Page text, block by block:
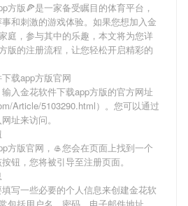
方版🍕是一家备受瞩目的体育平台，
和刺激的游戏体验。如果您想加入金
庭，参与其中的乐趣，本文将为您详
版的注册流程，让您轻松开启精彩的
载app方版官网
入金花软件下载app方版的官方网址
Article/5103290.html）。您可以通过
址来访问。
方版官网，🥌您会在页面上找到一个
钮，您将被引导至注册页面。
写一些必要的个人信息来创建金花软